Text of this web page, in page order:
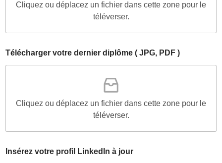
Cliquez ou déplacez un fichier dans cette zone pour le
téléverser.
Télécharger votre dernier diplôme ( JPG, PDF )
Cliquez ou déplacez un fichier dans cette zone pour le
téléverser.
Insérez votre profil LinkedIn à jour